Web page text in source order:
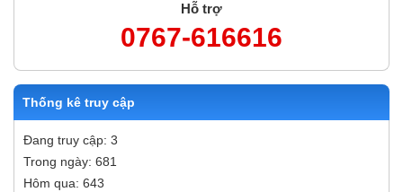
Hỗ trợ
0767-616616
Thống kê truy cập
Đang truy cập: 3
Trong ngày: 681
Hôm qua: 643